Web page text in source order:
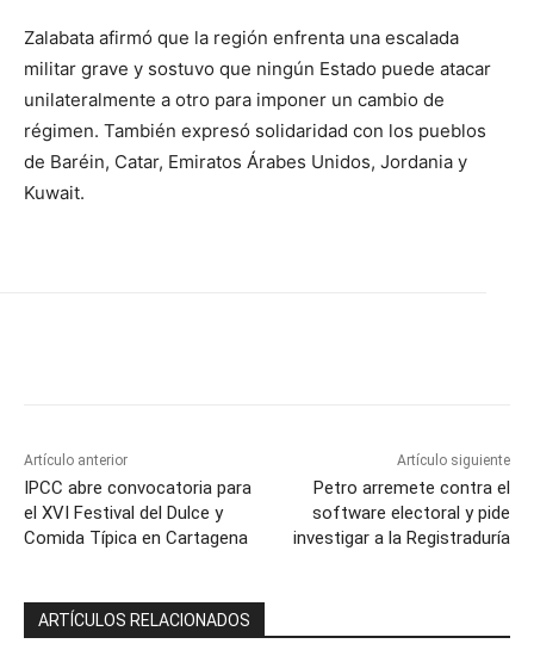
Zalabata afirmó que la región enfrenta una escalada
militar grave y sostuvo que ningún Estado puede atacar
unilateralmente a otro para imponer un cambio de
régimen. También expresó solidaridad con los pueblos
de Baréin, Catar, Emiratos Árabes Unidos, Jordania y
Kuwait.
Artículo anterior
IPCC abre convocatoria para
el XVI Festival del Dulce y
Comida Típica en Cartagena
Artículo siguiente
Petro arremete contra el
software electoral y pide
investigar a la Registraduría
ARTÍCULOS RELACIONADOS